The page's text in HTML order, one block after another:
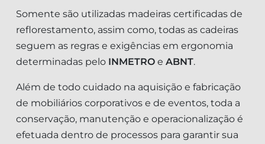
Somente são utilizadas madeiras certificadas de
reflorestamento, assim como, todas as cadeiras
seguem as regras e exigências em ergonomia
determinadas pelo INMETRO e ABNT.
Além de todo cuidado na aquisição e fabricação
de mobiliários corporativos e de eventos, toda a
conservação, manutenção e operacionalização é
efetuada dentro de processos para garantir sua